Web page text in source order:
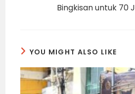
Bingkisan untuk 70
YOU MIGHT ALSO LIKE